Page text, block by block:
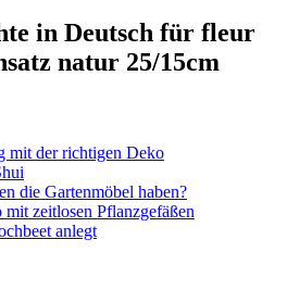
in Deutsch für fleur
natur 25/15cm
mit der richtigen Deko
die Gartenmöbel haben?
zeitlosen Pflanzgefäßen
anlegt